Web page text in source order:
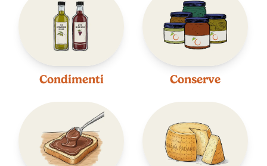
Condimenti Conserve